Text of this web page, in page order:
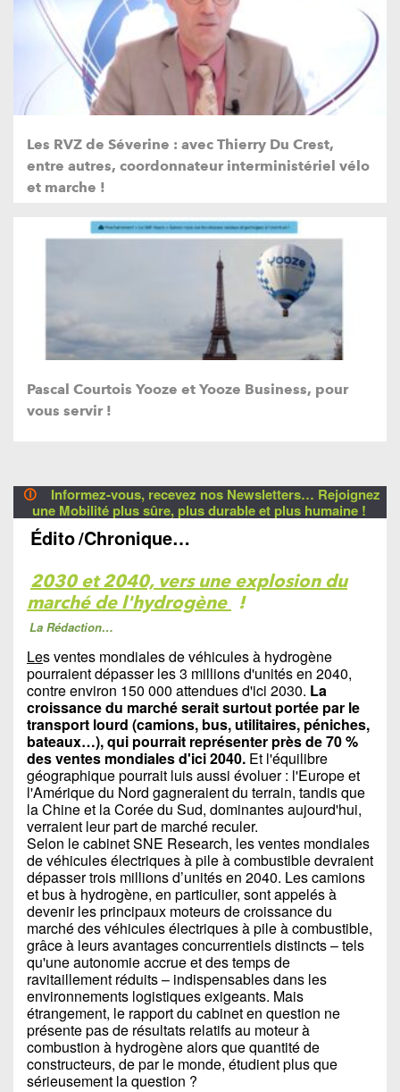
Les RVZ de Séverine : avec Thierry Du Crest,
entre autres, coordonnateur interministériel vélo
et marche !
Pascal Courtois Yooze et Yooze Business, pour
vous servir !
🛈
Informez-vous, recevez nos Newsletters… Rejoignez
une Mobilité plus sûre, plus durable et plus humaine !
Édito/Chronique…
2030 et 2040, vers une explosion du
marché de l'hydrogène !
La Rédaction…
Les ventes mondiales de véhicules à hydrogène
pourraient dépasser les 3 millions d'unités en 2040,
contre environ 150 000 attendues d'ici 2030. La
croissance du marché serait surtout portée par le
transport lourd (camions, bus, utilitaires, péniches,
bateaux…), qui pourrait représenter près de 70 %
des ventes mondiales d'ici 2040. Et l'équilibre
géographique pourrait luis aussi évoluer : l'Europe et
l'Amérique du Nord gagneraient du terrain, tandis que
la Chine et la Corée du Sud, dominantes aujourd'hui,
verraient leur part de marché reculer.
Selon le cabinet SNE Research, les ventes mondiales
de véhicules électriques à pile à combustible devraient
dépasser trois millions d’unités en 2040. Les camions
et bus à hydrogène, en particulier, sont appelés à
devenir les principaux moteurs de croissance du
marché des véhicules électriques à pile à combustible,
grâce à leurs avantages concurrentiels distincts – tels
qu'une autonomie accrue et des temps de
ravitaillement réduits – indispensables dans les
environnements logistiques exigeants. Mais
étrangement, le rapport du cabinet en question ne
présente pas de résultats relatifs au moteur à
combustion à hydrogène alors que quantité de
constructeurs, de par le monde, étudient plus que
sérieusement la question ?